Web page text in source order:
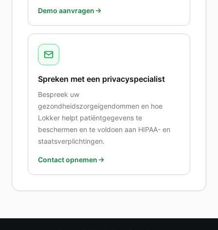
Demo aanvragen
Spreken met een privacyspecialist
Bespreek uw
gezondheidszorgeigendommen en hoe
Lokker helpt patiëntgegevens te
beschermen en te voldoen aan HIPAA- en
staatsverplichtingen.
Contact opnemen